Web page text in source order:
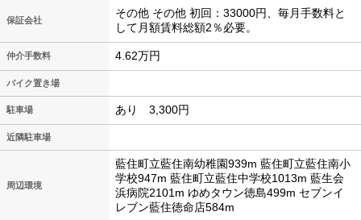
保証会社
その他 その他 初回：33000円、毎月手数料と
して月額賃料総額2％必要。
仲介手数料 4.62万円
バイク置き場
駐車場 あり 3,300円
近隣駐車場
周辺環境
藍住町立藍住南幼稚園939m 藍住町立藍住南小
学校947m 藍住町立藍住中学校1013m 藍生会
浜病院2101m ゆめタウン徳島499m セブンイ
レブン藍住徳命店584m